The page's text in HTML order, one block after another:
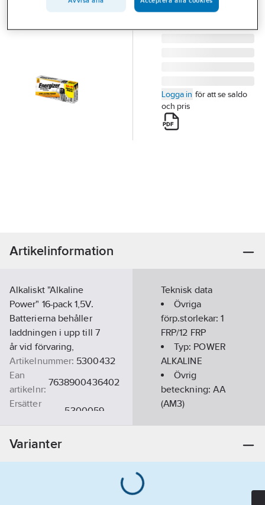
Artikelnummer:
Logga in för att se saldo
och pris
Artikelinformation
Alkaliskt "Alkaline
Power" 16-pack 1,5V.
Batterierna behåller
laddningen i upp till 7
år vid förvaring,
Artikelnummer: 5300432
Ean
artikelnr:
7638900436402
Ersätter
5300059
Teknisk data
Övriga
förp.storlekar:1
FRP/12 FRP
Typ: POWER
ALKALINE
Övrig
beteckning: AA
(AM3)
Varianter